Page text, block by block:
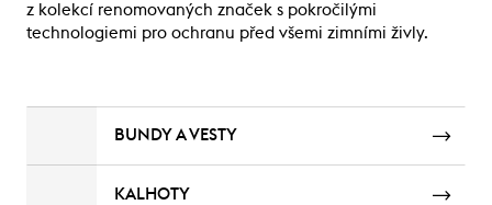
z kolekcí renomovaných značek s pokročilými
technologiemi pro ochranu před všemi zimními živly.
BUNDY A VESTY
KALHOTY